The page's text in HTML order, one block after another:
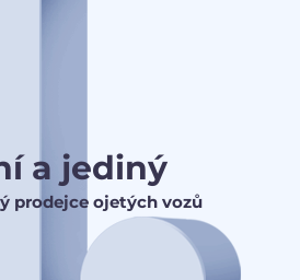
a jediný
prodejce ojetých vozů